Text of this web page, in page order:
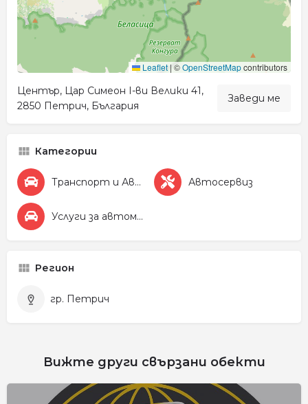
Leaflet | ©OpenStreetMapcontributors
Център, Цар Симеон I-ви Велики 41,
2850 Петрич, България
Заведи ме
Категории
Транспорт и Автомобили Автосервиз
Услуги за автомобила
Регион
гр. Петрич
Вижте други свързани обекти